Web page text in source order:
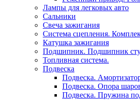
Лампы для легковых авто
Сальники
Свеча зажигания
Система сцепления.
Катушка зажигания
Подшипник. Подшипник
Топливная система.
Подвеска
Подвеска.
Подвеска. Опора
Подвеска. Пружина